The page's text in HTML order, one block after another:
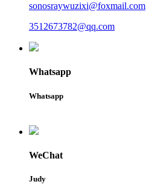
sonosraywuzixi@foxmail.com
3512673782@qq.com
Whatsapp
Whatsapp
WeChat
Judy